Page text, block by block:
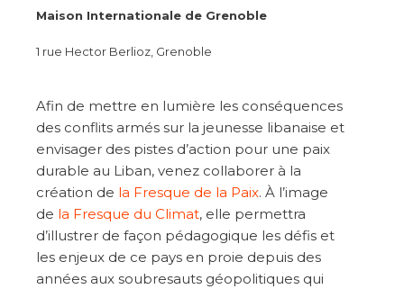
Maison Internationale de Grenoble
1 rue Hector Berlioz, Grenoble
Afin de mettre en lumière les conséquences
des conflits armés sur la jeunesse libanaise et
envisager des pistes d’action pour une paix
durable au Liban, venez collaborer à la
création de la Fresque de la Paix. À l’image
de la Fresque du Climat, elle permettra
d’illustrer de façon pédagogique les défis et
les enjeux de ce pays en proie depuis des
années aux soubresauts géopolitiques qui